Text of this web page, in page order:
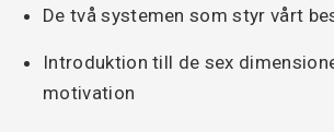
De två systemen som styr vårt
Introduktion till de sex
motivation